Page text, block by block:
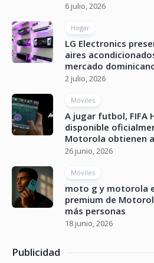
6 julio, 2026
Hogar
LG Electronics
aires
mercado
2 julio, 2026
Móviles
A jugar futbol, FIFA
disponible
Motorola obtienen
26 junio, 2026
Móviles
moto g y motorola
premium de
más personas
18 junio, 2026
Publicidad